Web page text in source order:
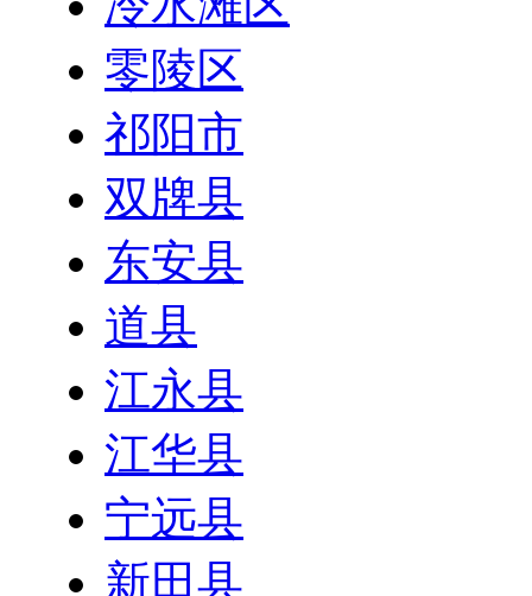
零陵区
祁阳市
双牌县
东安县
道县
江永县
江华县
宁远县
新田县